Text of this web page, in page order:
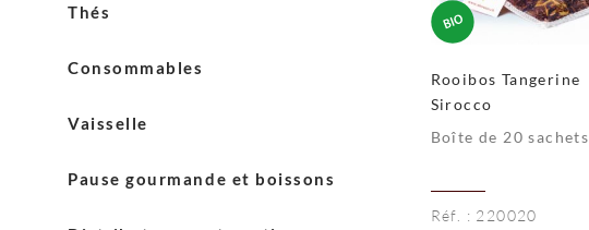
Rooibos Tangerine
Sirocco
Boîte de 20 sachets
Réf. : 220020
Admir
Machines Jura
Entretien machines
Thés
Consommables
Sucres
Vaisselle
Pause gourmande et boissons